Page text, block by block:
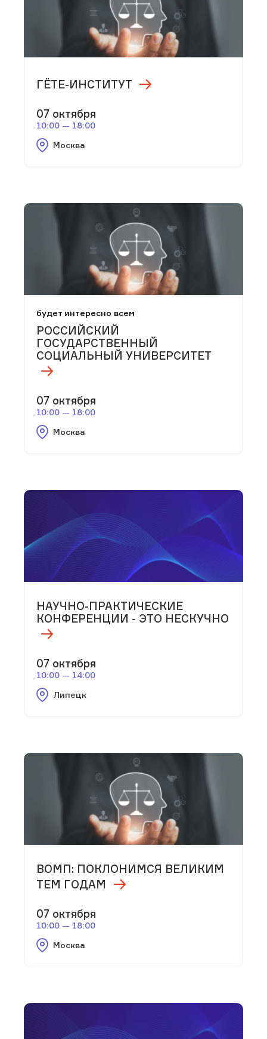
ГЁТЕ-ИНСТИТУТ
07 октября
10:00 — 18:00
Москва
будет интересно всем
РОССИЙСКИЙ
ГОСУДАРСТВЕННЫЙ
СОЦИАЛЬНЫЙ УНИВЕРСИТЕТ
07 октября
10:00 — 18:00
Москва
НАУЧНО-ПРАКТИЧЕСКИЕ
КОНФЕРЕНЦИИ - ЭТО НЕСКУЧНО
07 октября
10:00 — 14:00
Липецк
ВОМП: ПОКЛОНИМСЯ ВЕЛИКИМ
ТЕМ ГОДАМ
07 октября
10:00 — 18:00
Москва